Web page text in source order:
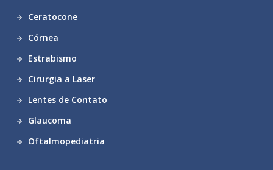
Ceratocone
Córnea
Estrabismo
Cirurgia a Laser
Lentes de Contato
Glaucoma
Oftalmopediatria